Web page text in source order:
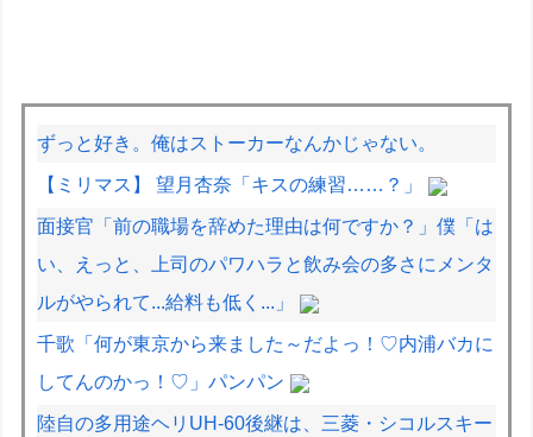
ずっと好き。俺はストーカーなんかじゃない。
【ミリマス】 望月杏奈「キスの練習……？」
面接官「前の職場を辞めた理由は何ですか？」僕「は
い、えっと、上司のパワハラと飲み会の多さにメンタ
ルがやられて...給料も低く...」
千歌「何が東京から来ました～だよっ！♡内浦バカに
してんのかっ！♡」パンパン
陸自の多用途ヘリUH-60後継は、三菱・シコルスキー